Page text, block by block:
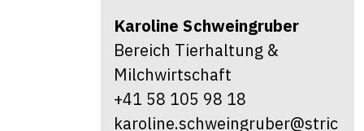
Karoline Schweingruber
Bereich Tierhaltung &
Milchwirtschaft
+41 58 105 98 18
karoline.schweingruber@stric